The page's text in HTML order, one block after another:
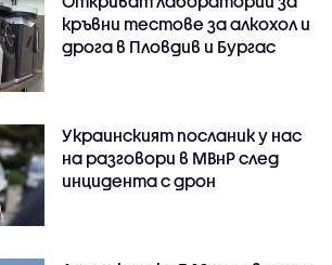
кръвни тестове за алкохол и
дрога в Пловдив и Бургас
Украинският посланик у нас
на разговори в МВнР след
инцидента с дрон